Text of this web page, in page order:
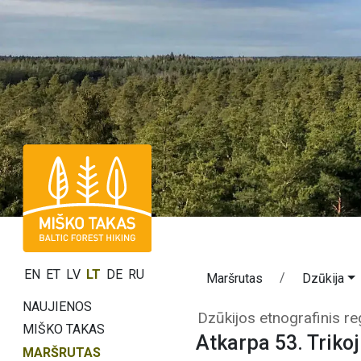
EN ET LV LT DE RU
NAUJIENOS
MIŠKO TAKAS
MARŠRUTAS
Maršrutas Dzūkija
Atkarpa 53.
Dzūkijos etnografinis
Atkarpa 53.